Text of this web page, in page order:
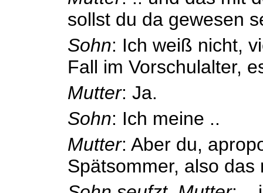
sollst du da gewesen
Sohn: Ich weiß nicht,
Fall im Vorschulalter,
Mutter: Ja.
Sohn: Ich meine ..
Mutter: Aber du,
Spätsommer, also das